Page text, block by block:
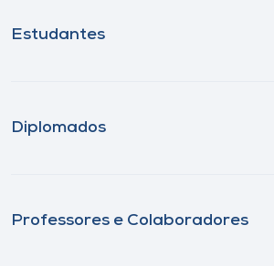
Estudantes
Diplomados
Professores e Colaboradores